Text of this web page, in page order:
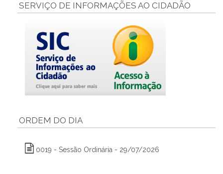
SERVIÇO DE INFORMAÇÕES AO CIDADÃO
ORDEM DO DIA
0019 - Sessão Ordinária - 29/07/2026